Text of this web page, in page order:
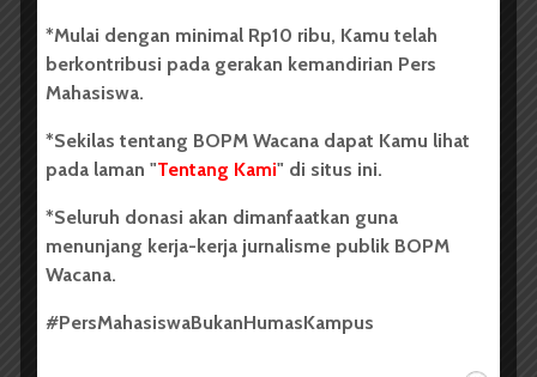
Oleh: Cyntia Lorena Br Tarigan USU, wacana.org –
Tim mahasiswa Universitas Sumatera Utara...
Redaksi 2 menit waktu baca
BPDP Sosialisasikan Lomba Riset
Mahasiswa 2026, Dorong Inovasi
*Mulai dengan minimal Rp10 ribu, Kamu telah
berkontribusi pada gerakan kemandirian Pers
Mahasiswa.
*Sekilas tentang BOPM Wacana dapat Kamu lihat
pada laman "Tentang Kami" di situs ini.
*Seluruh donasi akan dimanfaatkan guna
menunjang kerja-kerja jurnalisme publik BOPM
Wacana.
#PersMahasiswaBukanHumasKampus